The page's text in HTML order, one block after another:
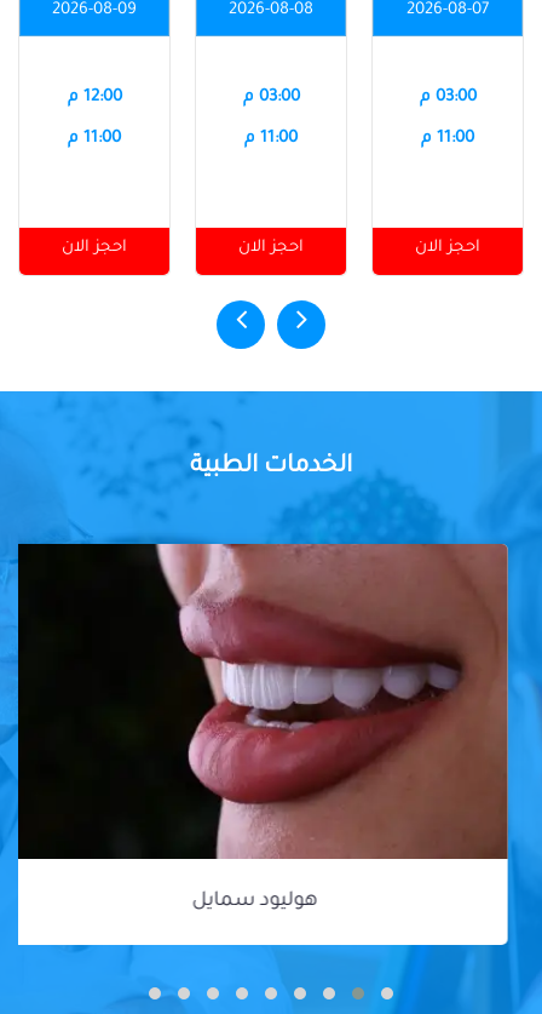
2026-08-07
03:00 م
11:00 م
احجز الان
2026-08-08
03:00 م
11:00 م
احجز الان
2026-08-09
12:00 م
11:00 م
احجز الان
الخدمات الطبية
هوليود سمايل